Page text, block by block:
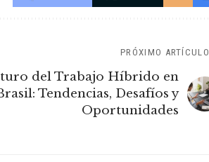
PRÓXIMO ARTÍCULO
del Trabajo Híbrido en
Tendencias, Desafíos y
Oportunidades